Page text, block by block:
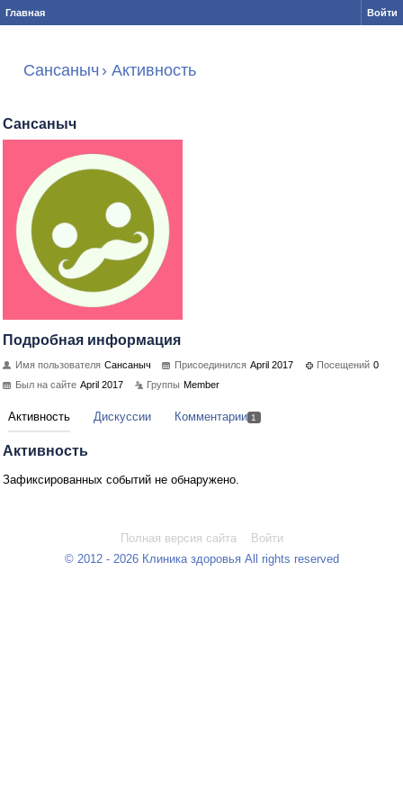
Главная Войти
Сансаныч › Активность
Сансаныч
Подробная информация
Имя пользователя Сансаныч Присоединился April 2017 Посещений 0
Был на сайте April 2017 Группы Member
Активность Дискуссии Комментарии 1
Активность
Зафиксированных событий не обнаружено.
Полная версия сайта
Войти
© 2012 - 2026 Клиника здоровья All rights reserved